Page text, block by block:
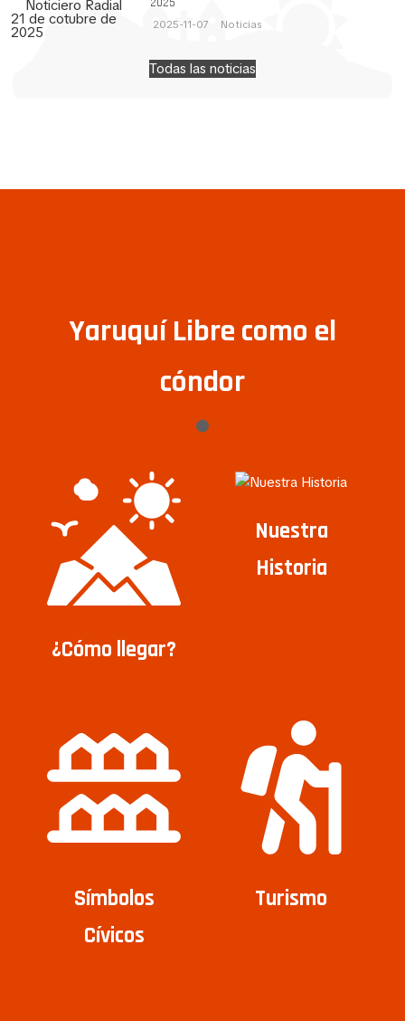
2025-11-07 Noticias
Todas las noticias
Yaruquí Libre como el
cóndor
¿Cómo llegar?
Nuestra
Historia
Símbolos
Cívicos
Turismo